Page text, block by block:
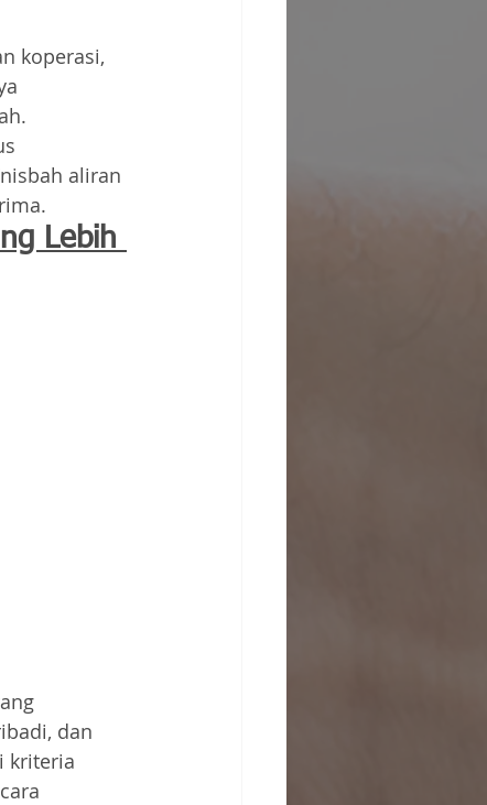
koperasi,
aliran
Lebih
dan
kriteria